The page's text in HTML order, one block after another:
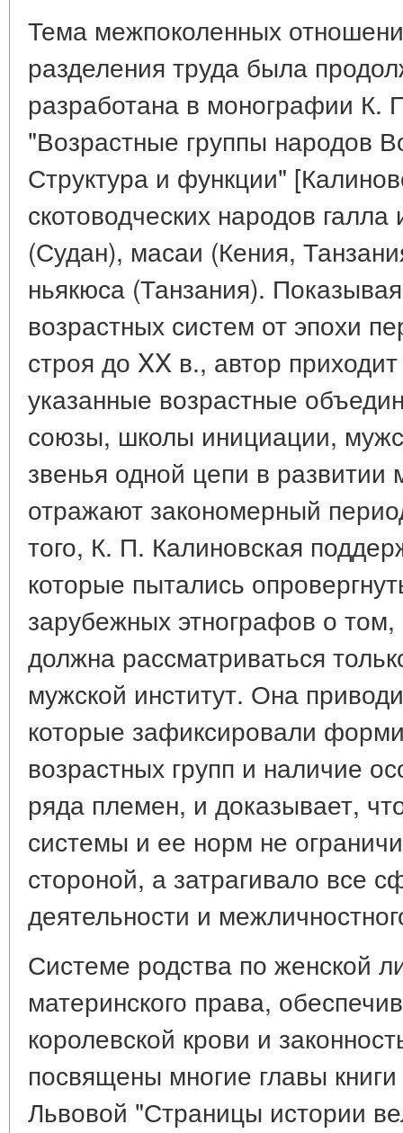
Тема межпоколенных
разделения труда была
разработана в монографии К.
"Возрастные группы народов
Структура и функции"
скотоводческих народов
(Судан), масаи (Кения,
ньякюса (Танзания).
возрастных систем от эпохи
строя до XX в., автор
указанные возрастные
союзы, школы инициации,
звенья одной цепи в развитии
отражают закономерный
того, К. П. Калиновская
которые пытались
зарубежных этнографов о
должна рассматриваться
мужской институт. Она
которые зафиксировали
возрастных групп и наличие
ряда племен, и доказывает,
системы и ее норм не
стороной, а затрагивало все
деятельности и
Системе родства по женской
материнского права,
королевской крови и
посвящены многие главы
Львовой "Страницы истории